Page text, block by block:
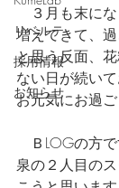
リベルテ
採用情報
お知らせ
３月も末に
増えてきて、
と思う反面、
ない日が続い
お元気にお過
ＢLOGの方
泉の２人目の